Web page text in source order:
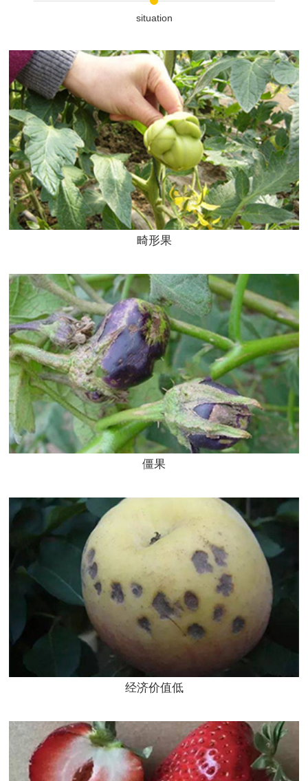
situation
畸形果
僵果
经济价值低